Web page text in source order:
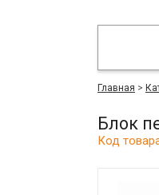
Главная >
Блок
Код